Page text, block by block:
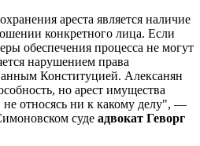
ареста является наличие
конкретного лица. Если
обеспечения процесса не могут
нарушением права
Конституцией. Алексанян
но арест имущества
не относясь ни к какому делу", —
суде адвокат Геворг